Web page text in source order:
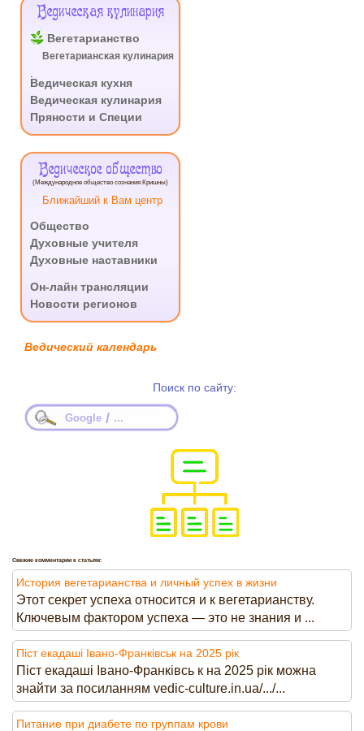
Ведическая кулинария
Вегетарианство
Вегетарианская кулинария
Ведическая кухня
Ведическая кулинария
Пряности и Специи
Ведическое общество
(Международное общество сознания Кришны)
Ближайший к Вам центр
Общество
Духовные учителя
Духовные наставники
Он-лайн трансляции
Новости регионов
Ведический календарь
Поиск по сайту:
Google / ...
Свежие комментарии к статьям:
История вегетарианства и личный успех в жизни
Этот секрет успеха относится и к вегетарианству.
Ключевым фактором успеха — это не знания и ...
Піст екадаші Івано-Франківськ на 2025 рік
Піст екадаші Івано-Франківсь к на 2025 рік можна
знайти за посиланням vedic-culture.in.ua/.../...
Питание при диабете по группам крови